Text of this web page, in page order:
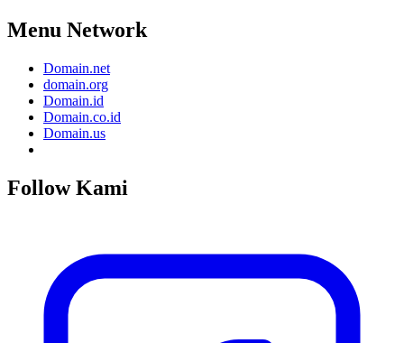
Menu Network
Domain.net
domain.org
Domain.id
Domain.co.id
Domain.us
Follow Kami